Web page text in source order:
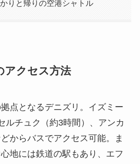
りと帰りの空港シャトル
アクセス方法
点となるデニズリ。イズミー
ルチュク（約3時間）、アンカ
からバスでアクセス可能。ま
地には鉄道の駅もあり、エフ